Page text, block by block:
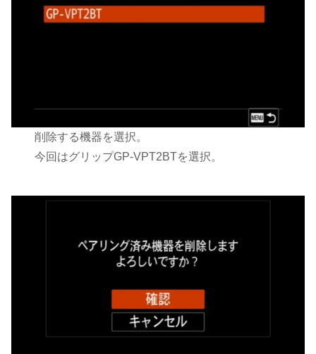
削除する機器を選択。
今回はグリップGP-VPT2BTを選択。